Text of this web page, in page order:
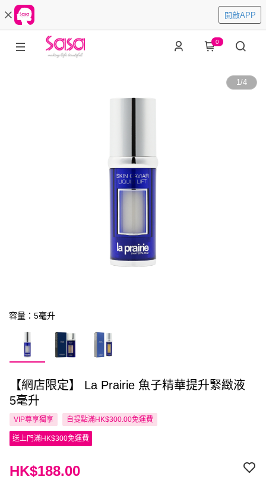
開啟APP
0
1/4
容量：5毫升
【網店限定】 La Prairie 魚子精華提升緊緻液
5毫升
VIP尊享獨享 自提點滿HK$300.00免運費
送上門滿HK$300免運費
HK$188.00